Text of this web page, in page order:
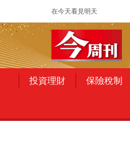
在今天看見明天
投資理財 保險稅制